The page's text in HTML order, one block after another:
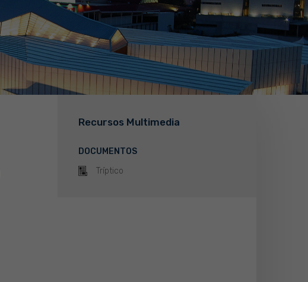
Recursos Multimedia
DOCUMENTOS
Tríptico